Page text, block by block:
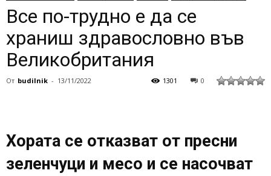
Все по-трудно е да се
храниш здравословно във
Великобритания
От budilnik - 13/11/2022 0
1301
Хората се отказват от пресни
зеленчуци и месо и се насочват